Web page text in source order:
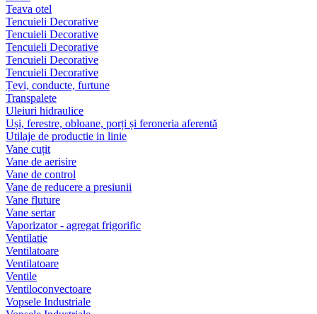
Teava otel
Tencuieli Decorative
Tencuieli Decorative
Tencuieli Decorative
Tencuieli Decorative
Tencuieli Decorative
Țevi, conducte, furtune
Transpalete
Uleiuri hidraulice
Uși, ferestre, obloane, porți și feroneria aferentă
Utilaje de productie in linie
Vane cuțit
Vane de aerisire
Vane de control
Vane de reducere a presiunii
Vane fluture
Vane sertar
Vaporizator - agregat frigorific
Ventilatie
Ventilatoare
Ventilatoare
Ventile
Ventiloconvectoare
Vopsele Industriale